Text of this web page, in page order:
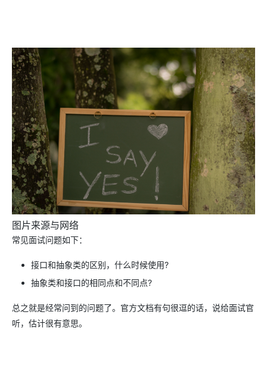
图片来源与网络
常见面试问题如下：
接口和抽象类的区别，什么时候使用?
抽象类和接口的相同点和不同点?
总之就是经常问到的问题了。官方文档有句很逗的话，说给面试官
听，估计很有意思。